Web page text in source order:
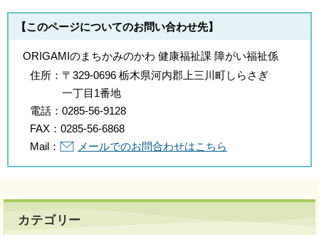
【このページについてのお問い合わせ先】
ORIGAMIのまちかみのかわ 健康福祉課 障がい福祉係
住所： 〒329-0696 栃木県河内郡上三川町しらさぎ
一丁目1番地
電話： 0285-56-9128
FAX： 0285-56-6868
Mail：
メールでのお問合わせはこちら
カテゴリー